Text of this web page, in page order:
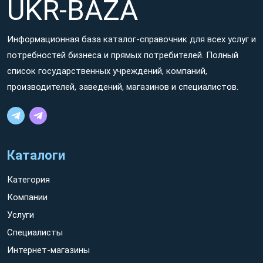
UKR-BAZA
Информационная база каталог-справочник для всех услуг и
потребностей бизнеса и прямых потребителей. Полный
список государственных учреждений, компаний,
производителей, заведений, магазинов и специалистов.
Каталоги
Категория
Компании
Услуги
Специалисты
Интернет-магазины